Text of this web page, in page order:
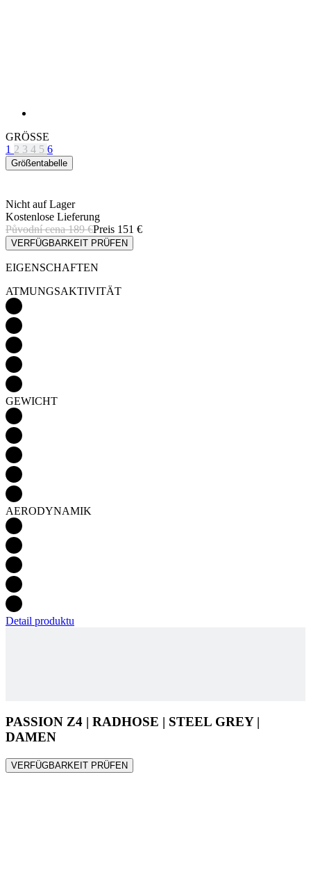
GRÖSSE
1 2 3 4 5 6
Größentabelle
Nicht auf Lager
Kostenlose Lieferung
Preis 151 €
Původní cena189 €
VERFÜGBARKEIT PRÜFEN
EIGENSCHAFTEN
ATMUNGSAKTIVITÄT
GEWICHT
AERODYNAMIK
Detail produktu
PASSION Z4 | RADHOSE | STEEL GREY |
DAMEN
VERFÜGBARKEIT PRÜFEN